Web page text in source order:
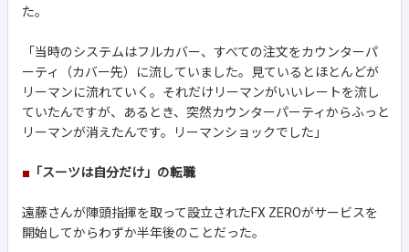
た。
「当時のシステムはフルカバー、すべての注文をカウンターパ
ーティ（カバー先）に流していました。見ているとほとんどが
リーマンに流れていく。それだけリーマンがいいレートを流し
ていたんですが、あるとき、突然カウンターパーティからふっと
リーマンが消えたんです。リーマンショックでした」
■ 「スーツは自分だけ」の転職
遠藤さんが陣頭指揮を取って設立されたFX ZEROがサービスを
開始してからわずか半年後のことだった。